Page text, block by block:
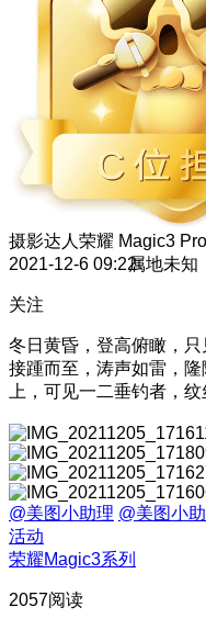
摄影达人 荣耀 Magic3
2021-12-6 09:22属地未知
关注
冬日黄昏，登高俯瞰，
接踵而至，涛声如雷，
上，可见一二垂钓者，
@美图小助理 @美图小
活动
荣耀Magic3系列
2057阅读